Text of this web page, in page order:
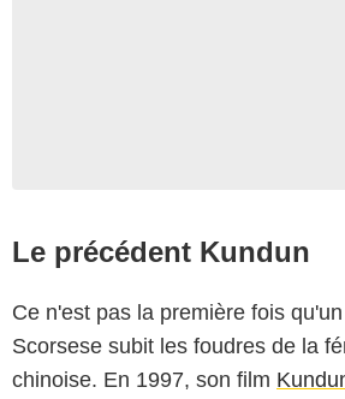
Le précédent Kundun
Ce n'est pas la première fois
Scorsese subit les foudres de la
chinoise. En 1997, son film